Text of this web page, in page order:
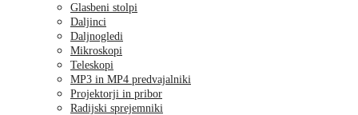
Glasbeni stolpi
Daljinci
Daljnogledi
Mikroskopi
Teleskopi
MP3 in MP4 predvajalniki
Projektorji in pribor
Radijski sprejemniki